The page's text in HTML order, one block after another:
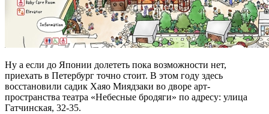
Ну а если до Японии долететь пока возможности нет,
приехать в Петербург точно стоит. В этом году здесь
восстановили садик Хаяо Миядзаки во дворе арт-
пространства театра «Небесные бродяги» по адресу: улица
Гатчинская, 32-35.